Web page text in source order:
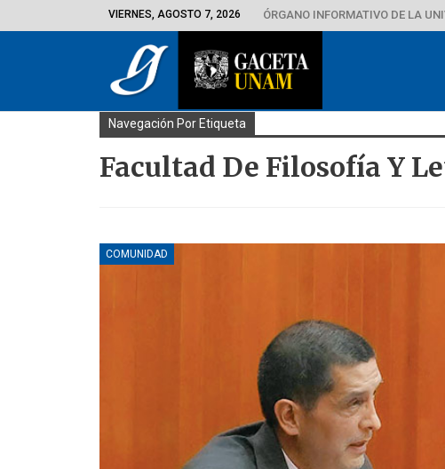
VIERNES, AGOSTO 7, 2026 ÓRGANO INFORMATIVO DE LA
Navegación Por Etiqueta
Facultad De Filosofía Y
COMUNIDAD